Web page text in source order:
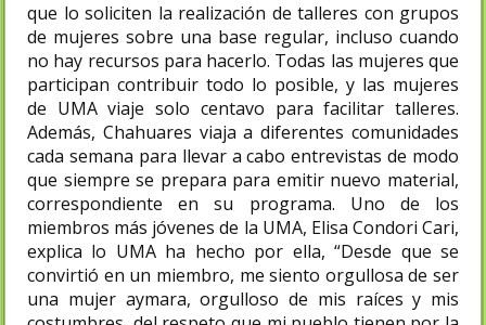
que lo soliciten la realización de talleres con grupos
de mujeres sobre una base regular, incluso cuando
no hay recursos para hacerlo. Todas las mujeres que
participan contribuir todo lo posible, y las mujeres
de UMA viaje solo centavo para facilitar talleres.
Además, Chahuares viaja a diferentes comunidades
cada semana para llevar a cabo entrevistas de modo
que siempre se prepara para emitir nuevo material,
correspondiente en su programa. Uno de los
miembros más jóvenes de la UMA, Elisa Condori Cari,
explica lo UMA ha hecho por ella, “Desde que se
convirtió en un miembro, me siento orgullosa de ser
una mujer aymara, orgulloso de mis raíces y mis